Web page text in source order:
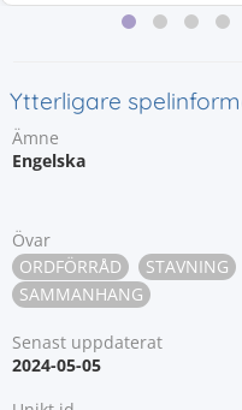
Ytterligare
Ämne
Engelska
Övar
ORDFÖRRÅD
STAVNING
SAMMANHANG
Senast uppdaterat
2024-05-05